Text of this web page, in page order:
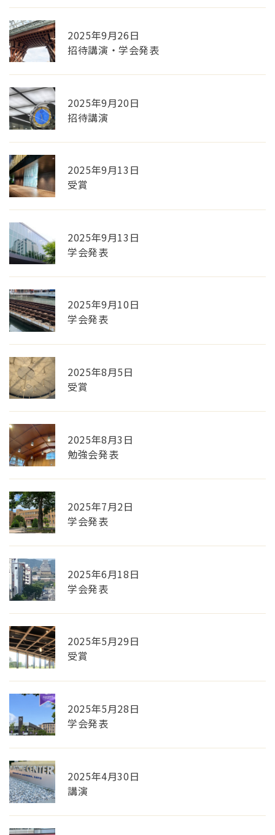
2025年9月26日
招待講演・学会発表
2025年9月20日
招待講演
2025年9月13日
受賞
2025年9月13日
学会発表
2025年9月10日
学会発表
2025年8月5日
受賞
2025年8月3日
勉強会発表
2025年7月2日
学会発表
2025年6月18日
学会発表
2025年5月29日
受賞
2025年5月28日
学会発表
2025年4月30日
講演